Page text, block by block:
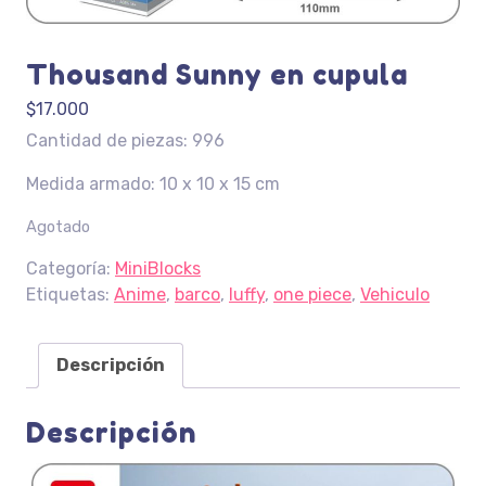
Thousand Sunny en cupula
$17.000
Cantidad de piezas: 996
Medida armado: 10 x 10 x 15 cm
Agotado
Categoría: MiniBlocks
Etiquetas: Anime, barco, luffy, one piece, Vehiculo
Descripción
Descripción